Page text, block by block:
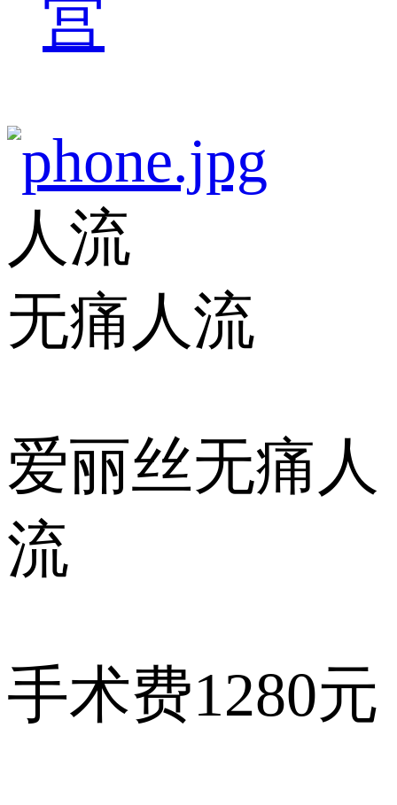
宫
人流
无痛人流
爱丽丝无痛人
流
手术费1280元